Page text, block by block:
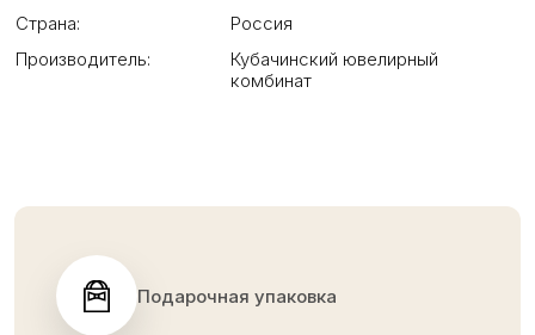
Страна:
Россия
Производитель:
Кубачинский ювелирный
комбинат
Подарочная упаковка